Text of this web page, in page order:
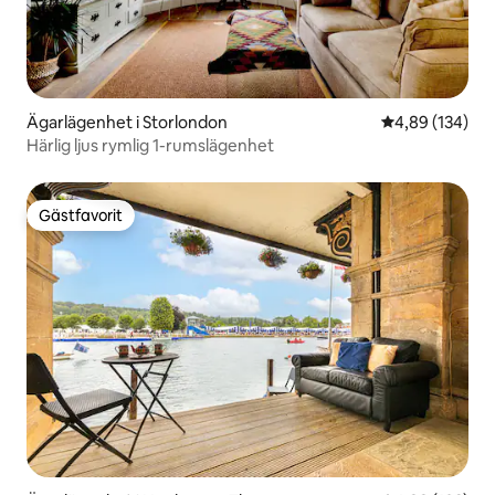
Ägarlägenhet i Storlondon 4,89 av 5 i
4,89 (134)
Härlig ljus rymlig 1-rumslägenhet
Gästfavorit
Gästfavorit